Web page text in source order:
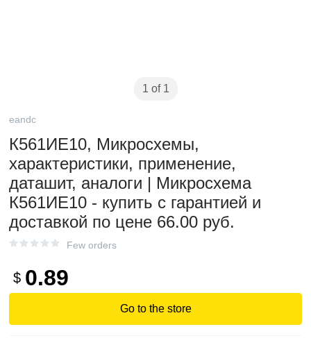
1 of 1
eandc
К561ИЕ10, Микросхемы,
характеристики, применение,
даташит, аналоги | Микросхема
К561ИЕ10 - купить с гарантией и
доставкой по цене 66.00 руб.
Few orders
$ 0.89
Go to the store